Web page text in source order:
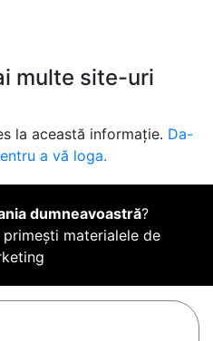
multe site-uri
la această informație. Da-
a vă loga.
dumneavoastră?
primești materialele de